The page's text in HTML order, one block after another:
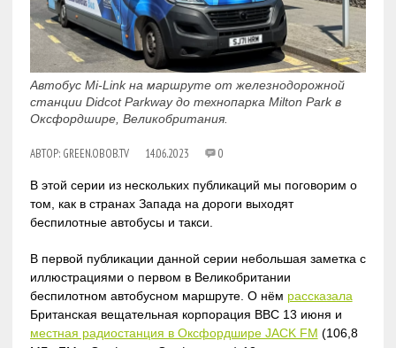
Автобус Mi-Link на маршруте от железнодорожной
станции Didcot Parkway до технопарка Milton Park в
Оксфордшире, Великобритания.
АВТОР: GREEN.OBOB.TV 14.06.2023 0
В этой серии из нескольких публикаций мы поговорим о
том, как в странах Запада на дороги выходят
беспилотные автобусы и такси.
В первой публикации данной серии небольшая заметка с
иллюстрациями о первом в Великобритании
беспилотном автобусном маршруте. О нём рассказала
Британская вещательная корпорация BBC 13 июня и
местная радиостанция в Оксфордшире JACK FM (106,8